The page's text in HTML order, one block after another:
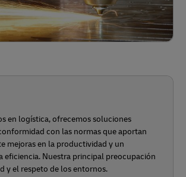
en logística, ofrecemos soluciones
con las normas que aportan
mejoras en la productividad y un
eficiencia. Nuestra principal preocupación
y el respeto de los entornos.